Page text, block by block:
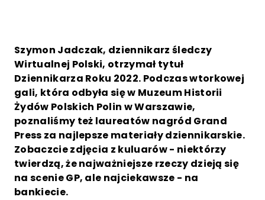
Szymon Jadczak, dziennikarz śledczy
Wirtualnej Polski, otrzymał tytuł
Dziennikarza Roku 2022. Podczas wtorkowej
gali, która odbyła się w Muzeum Historii
Żydów Polskich Polin w Warszawie,
poznaliśmy też laureatów nagród Grand
Press za najlepsze materiały dziennikarskie.
Zobaczcie zdjęcia z kuluarów - niektórzy
twierdzą, że najważniejsze rzeczy dzieją się
na scenie GP, ale najciekawsze - na
bankiecie.